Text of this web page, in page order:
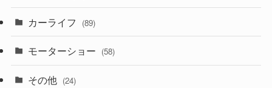
(6)
(9)
(27)
(26)
カーライフ (89)
モーターショー (58)
その他 (24)